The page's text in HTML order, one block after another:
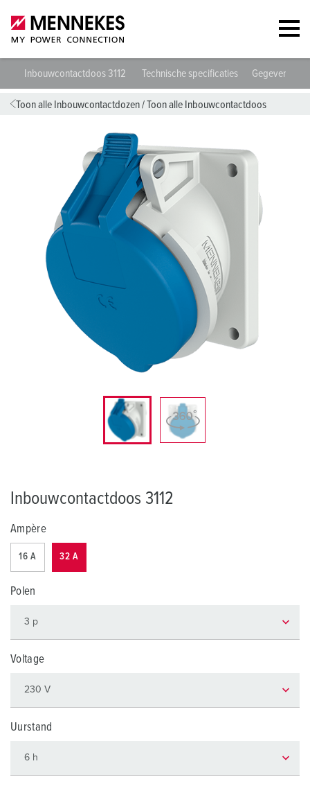
Inbouwcontactdoos 3112 Technische specificaties
Toon alle Inbouwcontactdozen/Toon alle Inbouwcontactdoos
Inbouwcontactdoos 3112
Ampère
16 A 32 A
Polen
Voltage
Uurstand